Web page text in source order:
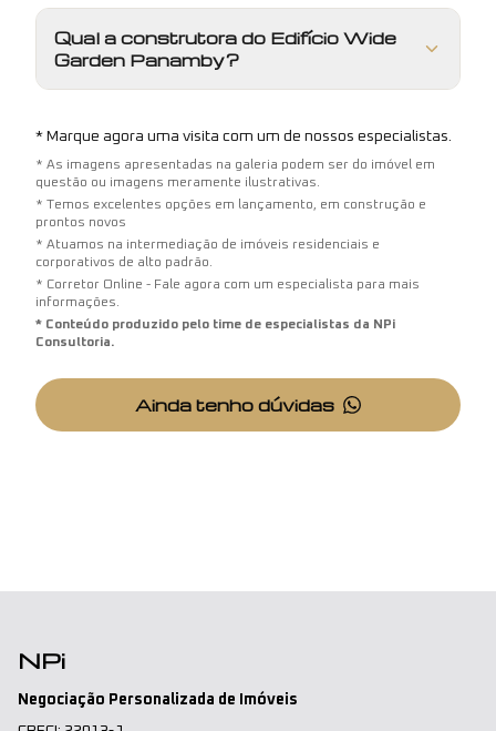
Qual a construtora do Edifício Wide
Garden Panamby?
* Marque agora uma visita com um de nossos especialistas.
* As imagens apresentadas na galeria podem ser do imóvel em
questão ou imagens meramente ilustrativas.
* Temos excelentes opções em lançamento, em construção e
prontos novos
* Atuamos na intermediação de imóveis residenciais e
corporativos de alto padrão.
* Corretor Online - Fale agora com um especialista para mais
informações.
* Conteúdo produzido pelo time de especialistas da NPi
Consultoria.
Ainda tenho dúvidas
NPi
Negociação Personalizada de Imóveis